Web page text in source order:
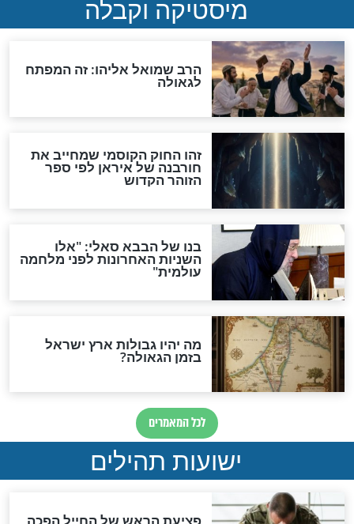
"לפני הגאולה תהיה אפיקורסות
והכחשה גדולה מאוד של
האמונה"
האם לאחר בוא המשיח יהיה
אפשר לחזור בתשובה?
לכל המאמרים
להמתקת הדינים וביטול
גזרות